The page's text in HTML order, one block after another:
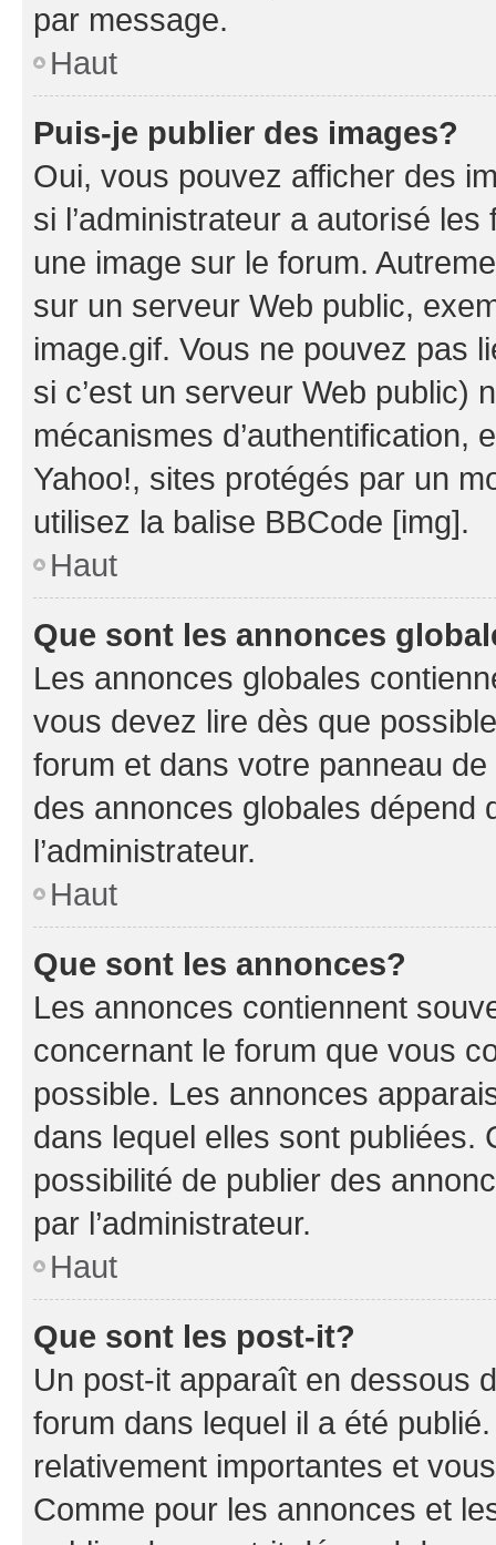
par message.
Haut
Puis-je publier des images?
Oui, vous pouvez afficher des
si l’administrateur a autorisé
une image sur le forum.
sur un serveur Web public,
image.gif. Vous ne pouvez pas
si c’est un serveur Web public)
mécanismes d’authentification,
Yahoo!, sites protégés par un
utilisez la balise BBCode [img].
Haut
Que sont les annonces
Les annonces globales
vous devez lire dès que
forum et dans votre panneau
des annonces globales dépend
l’administrateur.
Haut
Que sont les annonces?
Les annonces contiennent
concernant le forum que vous
possible. Les annonces
dans lequel elles sont publiées.
possibilité de publier des
par l’administrateur.
Haut
Que sont les post-it?
Un post-it apparaît en dessous
forum dans lequel il a été
relativement importantes et
Comme pour les annonces et